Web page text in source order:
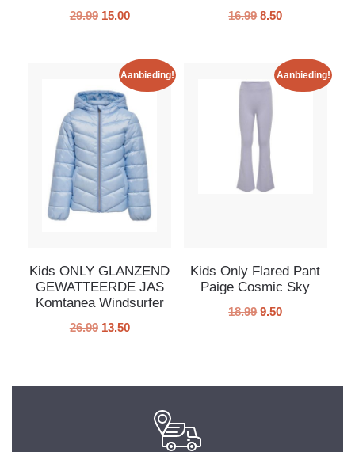
29.99 15.00 16.99 8.50
Aanbieding!
Kids ONLY GLANZEND
GEWATTEERDE JAS
Komtanea Windsurfer
26.99 13.50
Aanbieding!
Kids Only Flared Pant
Paige Cosmic Sky
18.99 9.50